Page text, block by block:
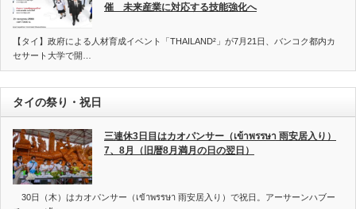
催 未来産業に対応する技能強化へ
【タイ】政府による人材育成イベント「THAILAND²」が7月21日、バンコク都内カ
セサート大学で開…
タイの祭り・祝日
三連休3日目はカオパンサー（เข้าพรรษา 雨安居入り）
7、8月（旧暦8月満月の日の翌日）
30日（木）はカオパンサー（เข้าพรรษา 雨安居入り）で祝日。アーサーンハブー